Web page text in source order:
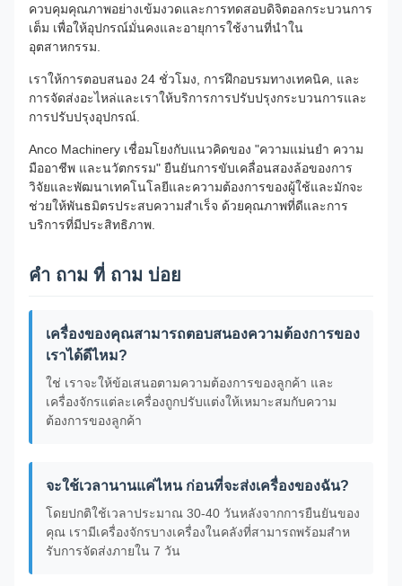
ควบคุมคุณภาพอย่างเข้มงวดและการทดสอบดิจิตอลกระบวนการ
เต็ม เพื่อให้อุปกรณ์มั่นคงและอายุการใช้งานที่นําใน
อุตสาหกรรม.
เราให้การตอบสนอง 24 ชั่วโมง, การฝึกอบรมทางเทคนิค, และ
การจัดส่งอะไหล่และเราให้บริการการปรับปรุงกระบวนการและ
การปรับปรุงอุปกรณ์.
Anco Machinery เชื่อมโยงกับแนวคิดของ "ความแม่นยํา ความ
มืออาชีพ และนวัตกรรม" ยืนยันการขับเคลื่อนสองล้อของการ
วิจัยและพัฒนาเทคโนโลยีและความต้องการของผู้ใช้และมักจะ
ช่วยให้พันธมิตรประสบความสําเร็จ ด้วยคุณภาพที่ดีและการ
บริการที่มีประสิทธิภาพ.
คํา ถาม ที่ ถาม บ่อย
เครื่องของคุณสามารถตอบสนองความต้องการของ
เราได้ดีไหม?
ใช่ เราจะให้ข้อเสนอตามความต้องการของลูกค้า และ
เครื่องจักรแต่ละเครื่องถูกปรับแต่งให้เหมาะสมกับความ
ต้องการของลูกค้า
จะใช้เวลานานแค่ไหน ก่อนที่จะส่งเครื่องของฉัน?
โดยปกติใช้เวลาประมาณ 30-40 วันหลังจากการยืนยันของ
คุณ เรามีเครื่องจักรบางเครื่องในคลังที่สามารถพร้อมสําห
รับการจัดส่งภายใน 7 วัน